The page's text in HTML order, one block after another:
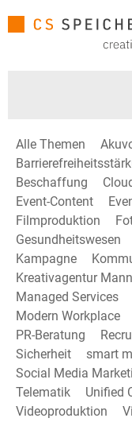
Alle Themen
Beschaffung
Event-Content
Filmproduktion
Gesundheitswesen
Kampagne
Kreativagentur
Managed Services
Modern Workplace
PR-Beratung
Sicherheit
smart
Social Media
Telematik
Unified
Videoproduktion